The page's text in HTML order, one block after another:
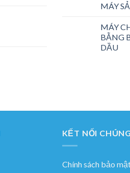
MÁY
MÁY
BẰNG
DẦU
KẾT NỐI
Chính sách bảo